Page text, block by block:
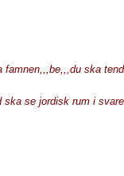
ska
se jordisk rum i